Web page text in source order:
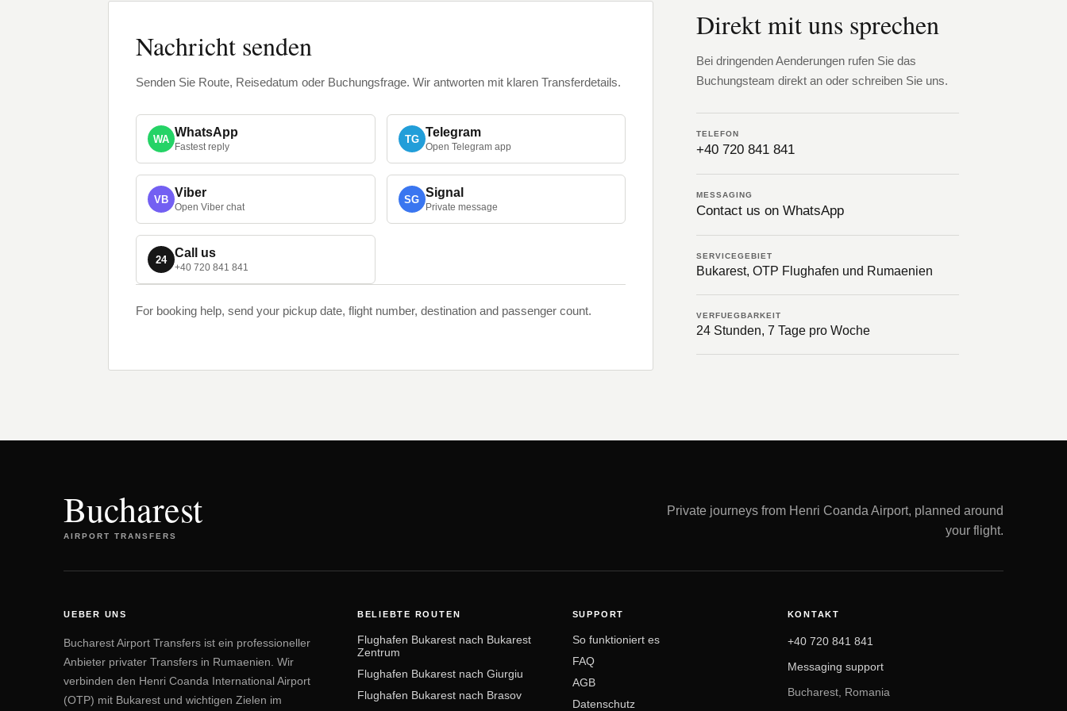
Nachricht senden
Senden Sie Route, Reisedatum oder Buchungsfrage. Wir antworten mit klaren Transferdetails.
WA
WhatsApp
Fastest reply
TG
Telegram
Open Telegram app
VB
Viber
Open Viber chat
SG
Signal
Private message
24
Call us
+40 720 841 841
For booking help, send your pickup date, flight number, destination and passenger count.
Direkt mit uns sprechen
Bei dringenden Aenderungen rufen Sie das
Buchungsteam direkt an oder schreiben Sie uns.
TELEFON
+40 720 841 841
MESSAGING
Contact us on WhatsApp
SERVICEGEBIET
Bukarest, OTP Flughafen und Rumaenien
VERFUEGBARKEIT
24 Stunden, 7 Tage pro Woche
Bucharest
AIRPORT TRANSFERS
Private journeys from Henri Coanda Airport, planned around
your flight.
UEBER UNS
Bucharest Airport Transfers ist ein professioneller
Anbieter privater Transfers in Rumaenien. Wir
verbinden den Henri Coanda International Airport
(OTP) mit Bukarest und wichtigen Zielen im
BELIEBTE ROUTEN
Flughafen Bukarest nach Bukarest
Zentrum
Flughafen Bukarest nach Giurgiu
Flughafen Bukarest nach Brasov
SUPPORT
So funktioniert es
FAQ
AGB
Datenschutz
KONTAKT
+40 720 841 841
Messaging support
Bucharest, Romania